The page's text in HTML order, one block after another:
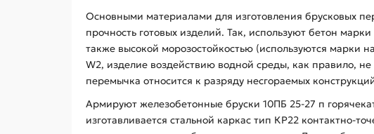
Основными материалами для изготовления брусковых
прочность готовых изделий. Так, используют бетон
также высокой морозостойкостью (используются
W2, изделие воздействию водной среды, как правило, не
перемычка относится к разряду несгораемых
Армируют железобетонные бруски 10ПБ 25-27 п
изготавливается стальной каркас тип КР22 контактно-